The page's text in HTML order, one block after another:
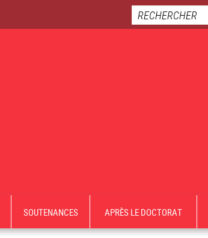
SOUTENANCES APRÈS LE DOCTORAT